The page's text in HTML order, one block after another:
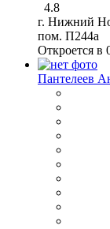
4.8
г. Нижний
пом. П244а
Откроется в
Пантелеев